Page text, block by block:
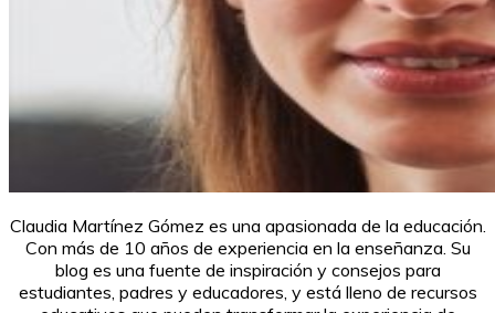
Claudia Martínez Gómez es una apasionada de la educación.
Con más de 10 años de experiencia en la enseñanza. Su
blog es una fuente de inspiración y consejos para
estudiantes, padres y educadores, y está lleno de recursos